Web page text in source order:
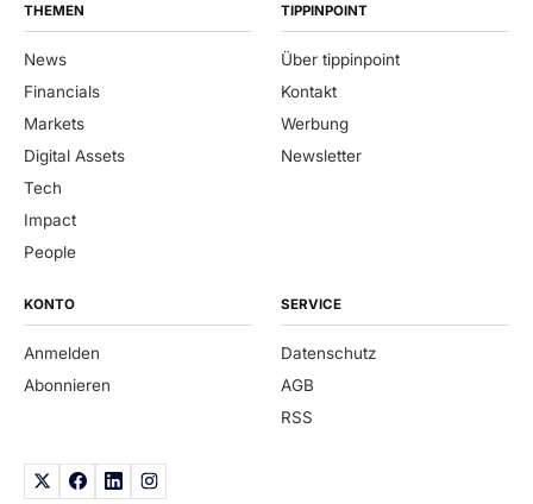
THEMEN
News
Financials
Markets
Digital Assets
Tech
Impact
People
TIPPINPOINT
Über tippinpoint
Kontakt
Werbung
Newsletter
KONTO
Anmelden
Abonnieren
SERVICE
Datenschutz
AGB
RSS